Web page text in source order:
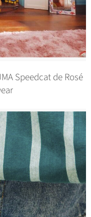
Speedcat de Rosé